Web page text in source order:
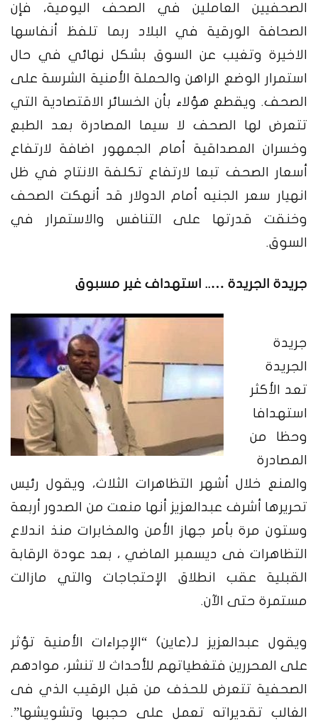
الصحفيين العاملين في الصحف اليومية، فإن
الصحافة الورقية في البلاد ربما تلفظ أنفاسها
الاخيرة وتغيب عن السوق بشكل نهائي في حال
استمرار الوضع الراهن والحملة الأمنية الشرسة على
الصحف. ويقطع هؤلاء بأن الخسائر الاقتصادية التي
تتعرض لها الصحف لا سيما المصادرة بعد الطبع
وخسران المصداقية أمام الجمهور اضافة لارتفاع
أسعار الصحف تبعا لارتفاع تكلفة الانتاج في ظل
انهيار سعر الجنيه أمام الدولار قد أنهكت الصحف
وخنقت قدرتها على التنافس والاستمرار في
السوق.
جريدة الجريدة ….. استهداف غير مسبوق
جريدة
الجريدة
تعد الأكثر
استهدافا
وحظا من
المصادرة
والمنع خلال أشهر التظاهرات الثلاث، ويقول رئيس
تحريرها أشرف عبدالعزيز أنها منعت من الصدور أربعة
وستون مرة بأمر جهاز الأمن والمخابرات منذ اندلاع
التظاهرات فى ديسمبر الماضي ، بعد عودة الرقابة
القبلية عقب انطلاق الإحتجاجات والتي مازالت
مستمرة حتى الآن.
ويقول عبدالعزيز لـ(عاين) “الإجراءات الأمنية تؤثر
على المحررين فتغطياتهم للأحداث لا تنشر، موادهم
الصحفية تتعرض للحذف من قبل الرقيب الذي فى
الغالب تقديراته تعمل على حجبها وتشويشها”.